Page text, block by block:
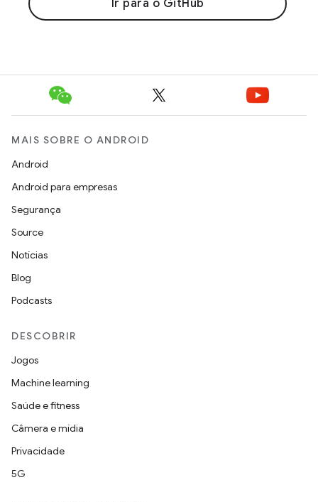
Ir para o GitHub
MAIS SOBRE O ANDROID
Android
Android para empresas
Segurança
Source
Notícias
Blog
Podcasts
DESCOBRIR
Jogos
Machine learning
Saúde e fitness
Câmera e mídia
Privacidade
5G